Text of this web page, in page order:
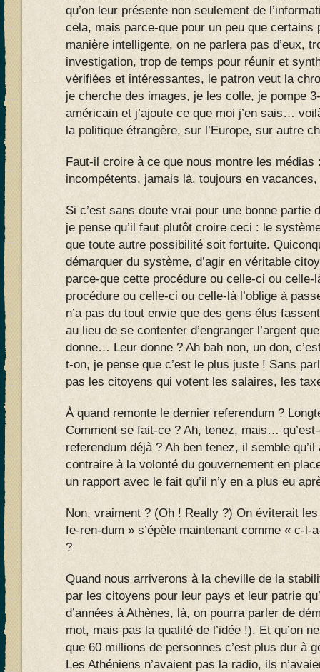
qu’on leur présente non seulement de
cela, mais parce-que pour un peu que certains
manière intelligente, on ne parlera pas d’eux,
investigation, trop de temps pour réunir et
vérifiées et intéressantes, le patron veut la
je cherche des images, je les colle, je pompe
américain et j’ajoute ce que moi j’en sais…
la politique étrangère, sur l’Europe, sur autre
Faut-il croire à ce que nous montre les
incompétents, jamais là, toujours en
Si c’est sans doute vrai pour une bonne partie
je pense qu’il faut plutôt croire ceci : le
que toute autre possibilité soit fortuite.
démarquer du système, d’agir en véritable
parce-que cette procédure ou celle-ci ou celle-
procédure ou celle-ci ou celle-là l’oblige à
n’a pas du tout envie que des gens élus
au lieu de se contenter d’engranger l’argent
donne… Leur donne ? Ah bah non, un don,
t-on, je pense que c’est le plus juste ! Sans
pas les citoyens qui votent les salaires, les
À quand remonte le dernier referendum ?
Comment se fait-ce ? Ah, tenez, mais…
referendum déjà ? Ah ben tenez, il semble
contraire à la volonté du gouvernement en
un rapport avec le fait qu’il n’y en a plus eu
Non, vraiment ? (Oh ! Really ?) On éviterait
fe-ren-dum » s’épèle maintenant comme « c-l-
?
Quand nous arriverons à la cheville de la
par les citoyens pour leur pays et leur patrie
d’années à Athènes, là, on pourra parler de
mot, mais pas la qualité de l’idée !). Et qu’on
que 60 millions de personnes c’est plus dur à
Les Athéniens n’avaient pas la radio, ils